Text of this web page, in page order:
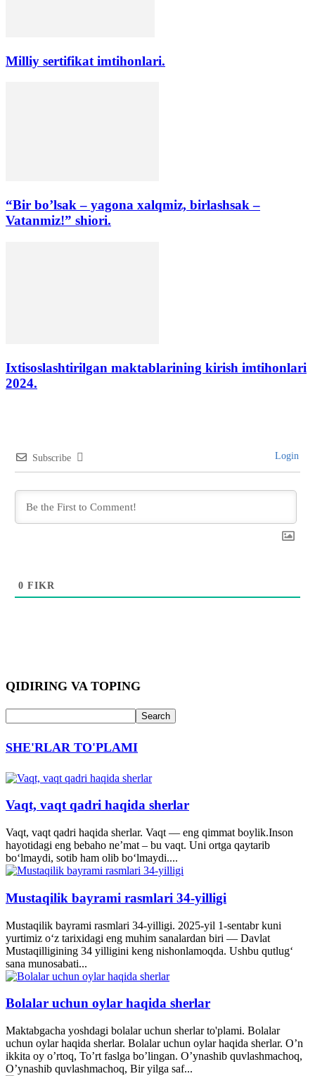
Milliy sertifikat imtihonlari.
“Bir bo’lsak – yagona xalqmiz, birlashsak –
Vatanmiz!” shiori.
Ixtisoslashtirilgan maktablarining kirish imtihonlari
2024.
Subscribe Login
0 FIKR
QIDIRING VA TOPING
SHE'RLAR TO'PLAMI
Vaqt, vaqt qadri haqida sherlar
Vaqt, vaqt qadri haqida sherlar. Vaqt — eng qimmat boylik.Inson
hayotidagi eng bebaho ne’mat – bu vaqt. Uni ortga qaytarib
bo‘lmaydi, sotib ham olib bo‘lmaydi....
Mustaqilik bayrami rasmlari 34-yilligi
Mustaqilik bayrami rasmlari 34-yilligi. 2025-yil 1-sentabr kuni
yurtimiz o‘z tarixidagi eng muhim sanalardan biri — Davlat
Mustaqilligining 34 yilligini keng nishonlamoqda. Ushbu qutlug‘
sana munosabati...
Bolalar uchun oylar haqida sherlar
Maktabgacha yoshdagi bolalar uchun sherlar to'plami. Bolalar
uchun oylar haqida sherlar. Bolalar uchun oylar haqida sherlar. O’n
ikkita oy o’rtoq, To’rt faslga bo’lingan. O’ynashib quvlashmachoq,
O’ynashib quvlashmachoq, Bir yilga saf...